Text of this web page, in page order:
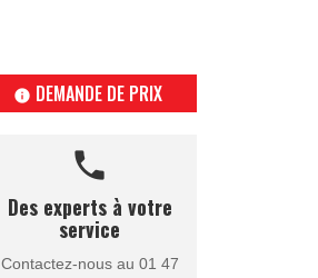
info DEMANDE DE PRIX
call
Des experts à votre
service
Contactez-nous au 01 47